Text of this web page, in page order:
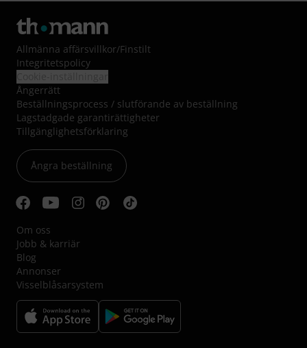
Allmänna affärsvillkor/Finstilt
Integritetspolicy
Ångerrätt
Beställningsprocess / slutförande av beställning
Lagstadgade garantirättigheter
Tillgänglighetsförklaring
Ångra beställning
Om oss
Jobb & karriär
Blog
Annonser
Visselblåsarsystem